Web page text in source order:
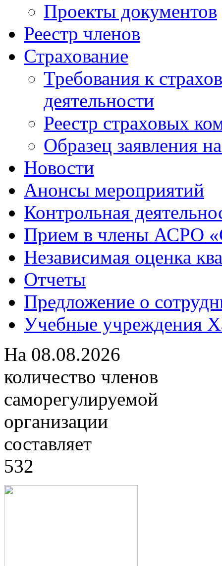
Проекты документов
Реестр членов
Страхование
Требования к
деятельности
Реестр страховых
Образец заявления
Новости
Анонсы мероприятий
Контрольная
Прием в члены АСРО
Независимая оценка
Отчеты
Предложение о
Учебные учреждения
На 08.08.2026
количество членов
саморегулируемой
организации
составляет
532